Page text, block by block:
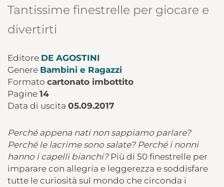
Tantissime finestrelle per giocare e
divertirti
Editore DE AGOSTINI
Genere Bambini e Ragazzi
Formato cartonato imbottito
Pagine 14
Data di uscita 05.09.2017
Perché appena nati non sappiamo parlare?
Perché le lacrime sono salate? Perché i nonni
hanno i capelli bianchi?Più di 50 finestrelle per
imparare con allegria e leggerezza e soddisfare
tutte le curiosità sul mondo che circonda i